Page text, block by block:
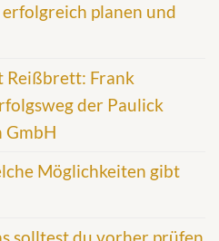
planen und
Reißbrett: Frank
der Paulick
GmbH
Möglichkeiten gibt